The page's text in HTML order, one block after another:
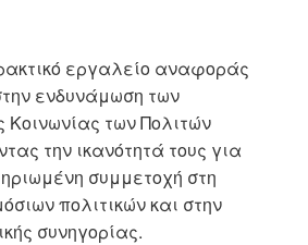
εργαλείο αναφοράς
ενδυνάμωση των
των Πολιτών
την ικανότητά τους για
συμμετοχή στη
πολιτικών και στην
συνηγορίας.